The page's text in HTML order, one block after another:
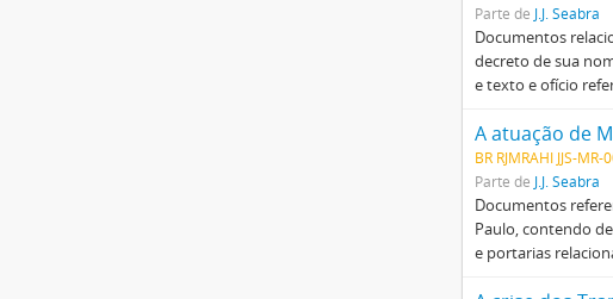
Parte de J.J. Seabra
Documentos
decreto de sua
e texto e ofício
BR RJMRAHI JJS-MR-
Parte de J.J. Seabra
Documentos
Paulo, contendo
e portarias